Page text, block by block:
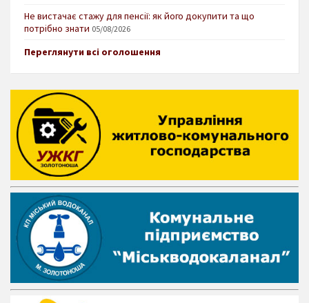
Не вистачає стажу для пенсії: як його докупити та що
потрібно знати 05/08/2026
Переглянути всі оголошення